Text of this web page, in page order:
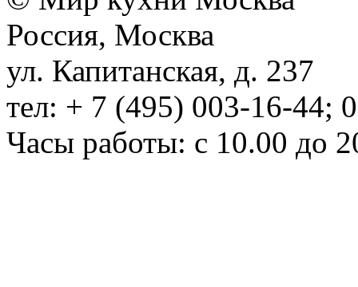
Россия, Москва
ул. Капитанская, д. 237
тел: + 7 (495) 003-16-44;
Часы работы: с 10.00 до